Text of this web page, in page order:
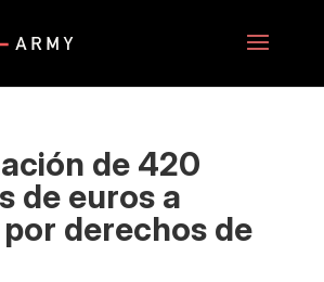
de 420
de euros a
derechos de